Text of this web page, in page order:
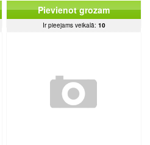
Pievienot grozam
Ir pieejams veikalā: 10